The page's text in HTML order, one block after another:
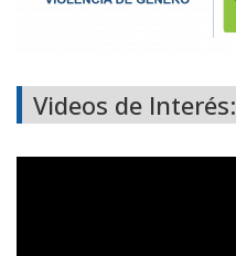
Videos de Interés: